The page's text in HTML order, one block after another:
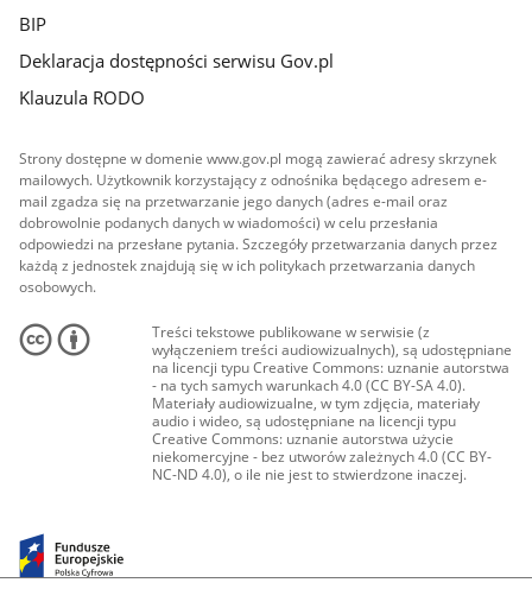
BIP
Deklaracja dostępności serwisu Gov.pl
Klauzula RODO
Strony dostępne w domenie www.gov.pl mogą zawierać adresy skrzynek
mailowych. Użytkownik korzystający z odnośnika będącego adresem e-
mail zgadza się na przetwarzanie jego danych (adres e-mail oraz
dobrowolnie podanych danych w wiadomości) w celu przesłania
odpowiedzi na przesłane pytania. Szczegóły przetwarzania danych przez
każdą z jednostek znajdują się w ich politykach przetwarzania danych
osobowych.
Treści tekstowe publikowane w serwisie (z
wyłączeniem treści audiowizualnych), są udostępniane
na licencji typu Creative Commons: uznanie autorstwa
- na tych samych warunkach 4.0 (CC BY-SA 4.0).
Materiały audiowizualne, w tym zdjęcia, materiały
audio i wideo, są udostępniane na licencji typu
Creative Commons: uznanie autorstwa użycie
niekomercyjne - bez utworów zależnych 4.0 (CC BY-
NC-ND 4.0), o ile nie jest to stwierdzone inaczej.